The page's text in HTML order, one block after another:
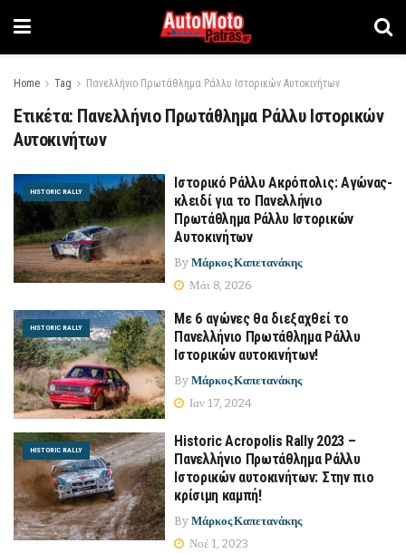
Home Tag Πανελλήνιο Πρωτάθλημα Ράλλυ Ιστορικών Αυτοκινήτων
Ετικέτα: Πανελλήνιο Πρωτάθλημα Ράλλυ Ιστορικών
Αυτοκινήτων
HISTORIC RALLY
Ιστορικό Ράλλυ Ακρόπολις: Αγώνας-
κλειδί για το Πανελλήνιο
Πρωτάθλημα Ράλλυ Ιστορικών
Αυτοκινήτων
By Μάρκος Καπετανάκης
Μάι 8, 2026
HISTORIC RALLY
Με 6 αγώνες θα διεξαχθεί το
Πανελλήνιο Πρωτάθλημα Ράλλυ
Ιστορικών αυτοκινήτων!
By Μάρκος Καπετανάκης
Ιαν 17, 2024
HISTORIC RALLY
Historic Acropolis Rally 2023 –
Πανελλήνιο Πρωτάθλημα Ράλλυ
Ιστορικών αυτοκινήτων: Στην πιο
κρίσιμη καμπή!
By Μάρκος Καπετανάκης
Νοέ 1, 2023